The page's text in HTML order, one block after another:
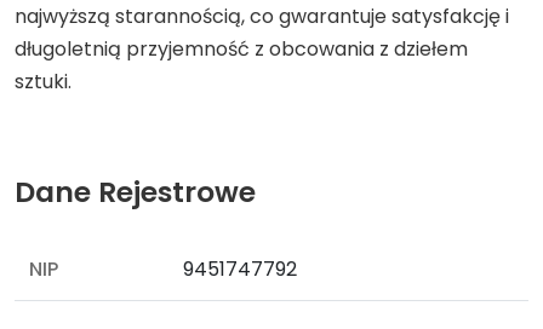
najwyższą starannością, co gwarantuje satysfakcję i
długoletnią przyjemność z obcowania z dziełem
sztuki.
Dane Rejestrowe
NIP 9451747792